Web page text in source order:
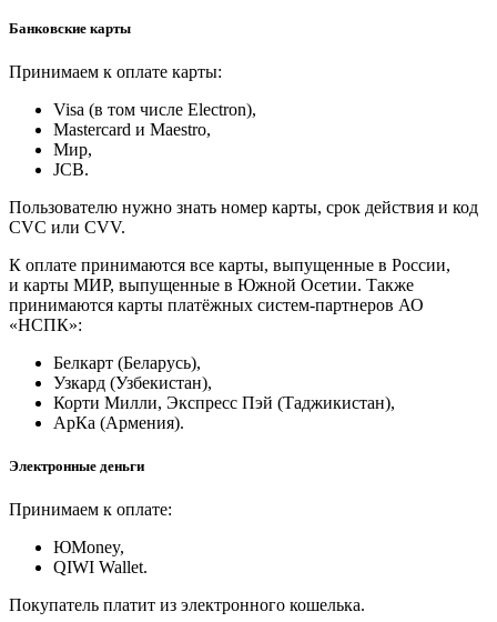
Банковские карты
Принимаем к оплате карты:
Visa (в том числе Electron),
Masterсard и Maestro,
Мир,
JCB.
Пользователю нужно знать номер карты, срок действия и код
CVC или CVV.
К оплате принимаются все карты, выпущенные в России,
и карты МИР, выпущенные в Южной Осетии. Также
принимаются карты платёжных систем-партнеров АО
«НСПК»:
Белкарт (Беларусь),
Узкард (Узбекистан),
Корти Милли, Экспресс Пэй (Таджикистан),
АрКа (Армения).
Электронные деньги
Принимаем к оплате:
ЮMoney,
QIWI Wallet.
Покупатель платит из электронного кошелька.